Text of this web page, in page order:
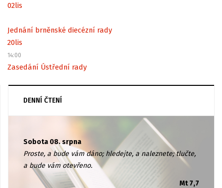
02lis
Jednání brněnské diecézní rady
20lis
14:00
Zasedání Ústřední rady
DENNÍ ČTENÍ
Sobota 08. srpna
Proste, a bude vám dáno; hledejte, a naleznete; tlučte,
a bude vám otevřeno.
Mt 7,7